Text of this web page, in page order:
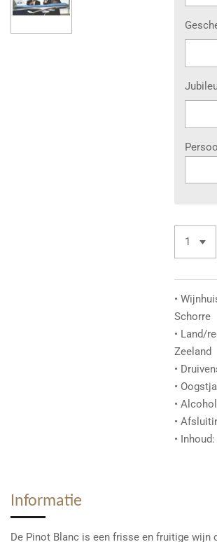
•
Schorre
• Land/
Zeeland
•
•
•
•
•
Informatie
De Pinot Blanc is een frisse en fruitige wijn